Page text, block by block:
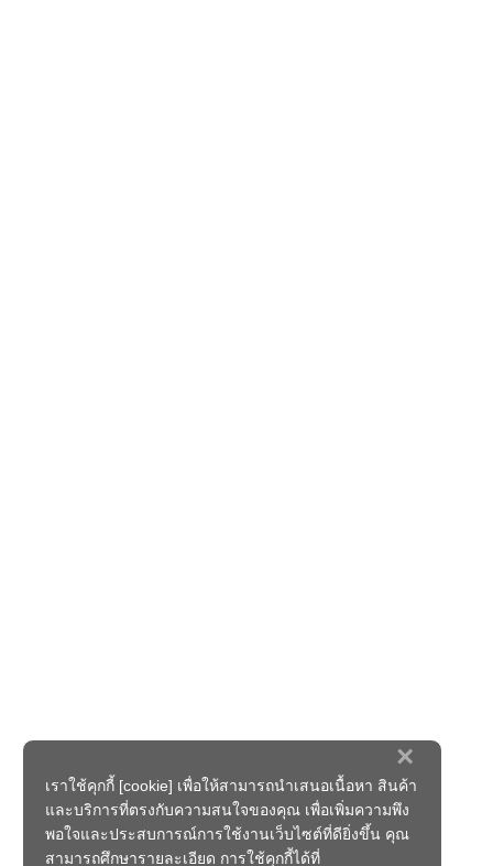
×
เราใช้คุกกี้ [cookie] เพื่อให้สามารถนำเสนอเนื้อหา สินค้า
และบริการที่ตรงกับความสนใจของคุณ เพื่อเพิ่มความพึง
พอใจและประสบการณ์การใช้งานเว็บไซต์ที่ดียิ่งขึ้น คุณ
สามารถศึกษารายละเอียด การใช้คุกกี้ได้ที่